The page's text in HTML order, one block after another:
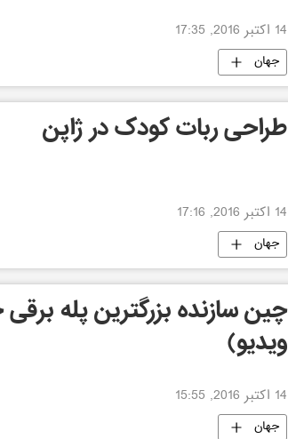
14 اکتبر 2016, 17:35
جهان
طراحی ربات کودک در ژاپن
14 اکتبر 2016, 17:16
جهان
چین سازنده بزرگترین پله
ویدیو)
14 اکتبر 2016, 15:55
جهان